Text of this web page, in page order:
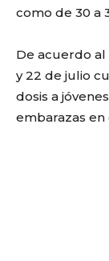
como de 30 a
De acuerdo al
y 22 de julio
dosis a
embarazas en